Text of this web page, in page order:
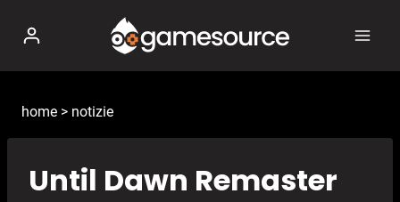
contenuto
home > notizie
Until Dawn Remaster